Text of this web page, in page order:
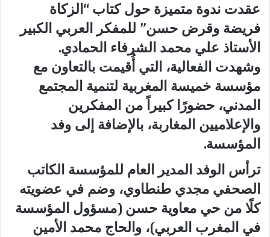
عقدت ندوة متميزة حول كتاب “الزكاة
فريضة وقرض حسن” للمفكر العربي الكبير
الأستاذ علي محمد الشرفاء الحمادي.
وشهدت الفعالية، التي أُقيمت بالتعاون مع
مؤسسة خميسة المغربية لتنمية المجتمع
المدني، حضورًا كبيراً من المفكرين
والإعلاميين المغاربة، بالإضافة إلى وفد
المؤسسة.
ترأس الوفد المدير العام للمؤسسة الكاتب
الصحفي مجدي طنطاوي، وضم في عضويته
كلًا من حي معاوية حسن (مسؤول المؤسسة
في المغرب العربي)، والحاج محمد الأمين